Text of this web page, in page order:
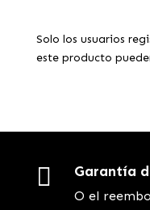
Solo los usuarios
este producto
 Garantía
O el